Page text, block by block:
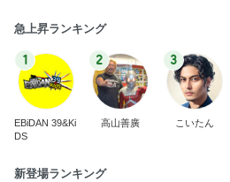
急上昇ランキング
1
EBiDAN 39&Ki
DS
2
高山善廣
3
こいたん
新登場ランキング